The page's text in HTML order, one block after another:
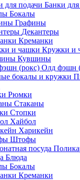
Банки
Бокалы
Графины
Декантеры
Креманки
Кружки и
Кувшины
Олд фэшн
Рюмки
Стаканы
Стопки
Хайбол
Харикейн
Штофы
Блюда
Бокалы
Креманки